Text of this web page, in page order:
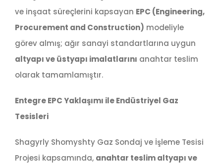
ve inşaat süreçlerini kapsayan EPC (Engineering,
Procurement and Construction) modeliyle
görev almış; ağır sanayi standartlarına uygun
altyapı ve üstyapı imalatlarını anahtar teslim
olarak tamamlamıştır.
Entegre EPC Yaklaşımı ile Endüstriyel Gaz
Tesisleri
Shagyrly Shomyshty Gaz Sondaj ve İşleme Tesisi
Projesi kapsamında, anahtar teslim altyapı ve